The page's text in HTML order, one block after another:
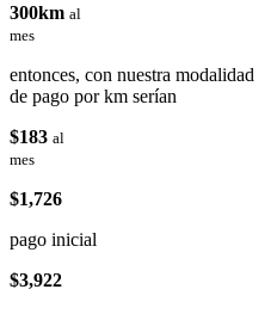
300km al
mes
entonces, con nuestra modalidad
de pago por km serían
$183 al
mes
$1,726
pago inicial
$3,922